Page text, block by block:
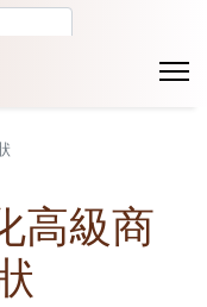
高級商